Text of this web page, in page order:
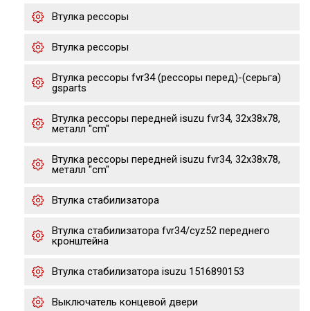
Втулка рессоры
Втулка рессоры
Втулка рессоры fvr34 (рессоры перед)-(серьга)
gsparts
Втулка рессоры передней isuzu fvr34, 32x38x78,
металл "cm"
Втулка рессоры передней isuzu fvr34, 32x38x78,
металл "cm"
Втулка стабилизатора
Втулка стабилизатора fvr34/cyz52 переднего
кронштейна
Втулка стабилизатора isuzu 1516890153
Выключатель концевой двери